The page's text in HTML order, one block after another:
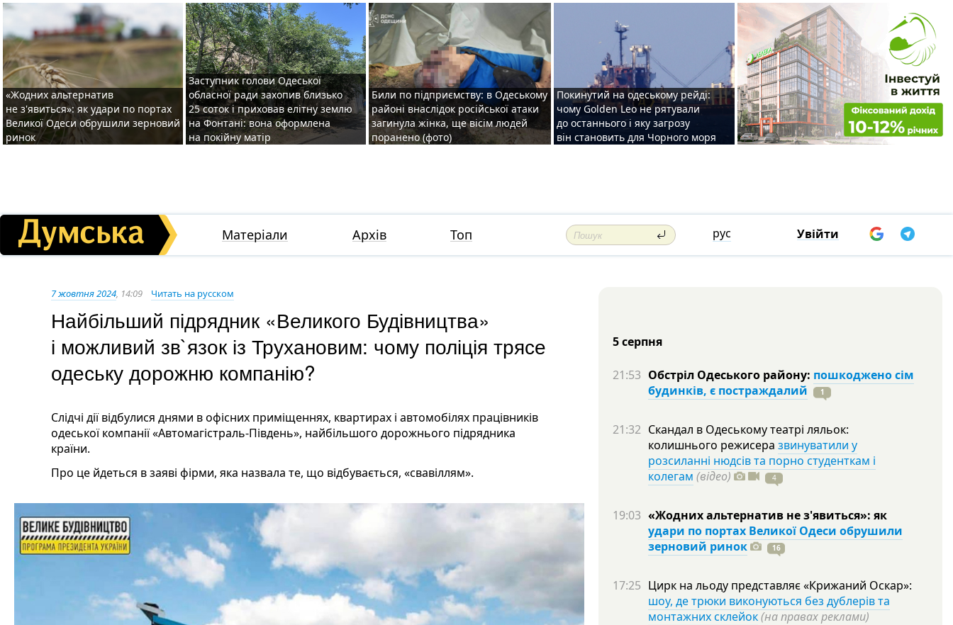
«Жодних альтернатив
не з'явиться»: як удари по портах
Великої Одеси обрушили зерновий
ринок
Заступник голови Одеської
обласної ради захопив близько
25 соток і приховав елітну землю
на Фонтані: вона оформлена
на покійну матір
Били по підприємству: в Одеському
районі внаслідок російської атаки
загинула жінка, ще вісім людей
поранено (фото)
Покинутий на одеському рейді:
чому Golden Leo не рятували
до останнього і яку загрозу
він становить для Чорного моря
Матеріали Архів Топ рус Увійти
7 жовтня 2024, 14:09 Читать на русском
Найбільший підрядник «Великого Будівництва»
і можливий зв`язок із Трухановим: чому поліція трясе
одеську дорожню компанію?
Слідчі дії відбулися днями в офісних приміщеннях, квартирах і автомобілях працівників
одеської компанії «Автомагістраль-Південь», найбільшого дорожнього підрядника
країни.
Про це йдеться в заяві фірми, яка назвала те, що відбувається, «свавіллям».
5 серпня
21:53 Обстріл Одеського району: пошкоджено сім
будинків, є постраждалий
1
21:32 Скандал в Одеському театрі ляльок:
колишнього режисера звинуватили у
розсиланні нюдсів та порно студенткам і
колегам (відео) 4
19:03 «Жодних альтернатив не з'явиться»: як
удари по портах Великої Одеси обрушили
зерновий ринок
16
17:25 Цирк на льоду представляє «Крижаний Оскар»:
шоу, де трюки виконуються без дублерів та
монтажних склейок(на правах реклами)